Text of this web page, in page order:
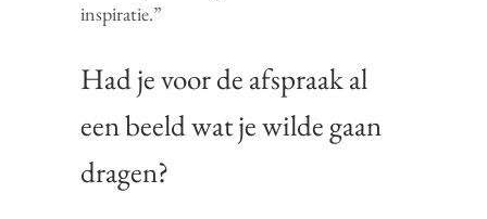
inspiratie.”
Had je voor de afspraak al
een beeld wat je wilde gaan
dragen?